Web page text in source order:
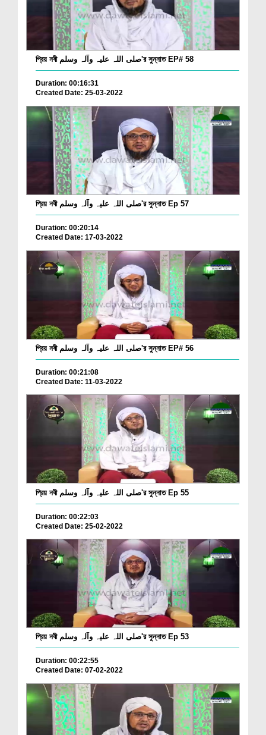
প্রিয় নবী صلی اللہ علیہ وآلہ وسلم'র সুন্নাত EP# 58
Duration: 00:16:31
Created Date: 25-03-2022
প্রিয় নবী صلی اللہ علیہ وآلہ وسلم'র সুন্নাত Ep 57
Duration: 00:20:14
Created Date: 17-03-2022
প্রিয় নবী صلی اللہ علیہ وآلہ وسلم'র সুন্নাত EP# 56
Duration: 00:21:08
Created Date: 11-03-2022
প্রিয় নবী صلی اللہ علیہ وآلہ وسلم'র সুন্নাত Ep 55
Duration: 00:22:03
Created Date: 25-02-2022
প্রিয় নবী صلی اللہ علیہ وآلہ وسلم'র সুন্নাত Ep 53
Duration: 00:22:55
Created Date: 07-02-2022